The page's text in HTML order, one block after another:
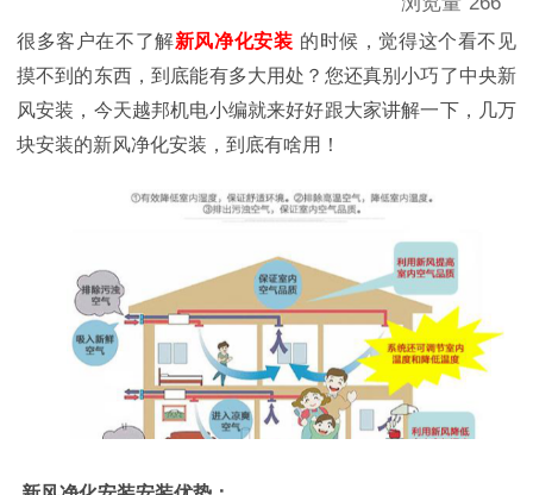
很多客户在不了解新风净化安装 的时候，觉得这个看不见
摸不到的东西，到底能有多大用处？您还真别小巧了中央新
风安装，今天越邦机电小编就来好好跟大家讲解一下，几万
块安装的新风净化安装，到底有啥用！